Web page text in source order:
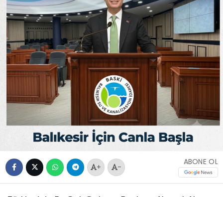
+ -
ABONE OL